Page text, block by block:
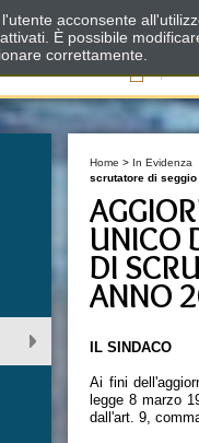
Il
Home > In Evidenza
scrutatore di
UNICO
DI
ANNO
IL SINDACO
Ai fini
legge 8 marzo
dall'art. 9,
acconsente
È possibile
correttamente.